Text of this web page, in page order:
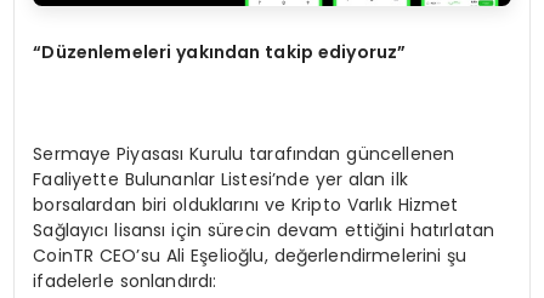
“Düzenlemeleri yakından takip ediyoruz”
Sermaye Piyasası Kurulu tarafından güncellenen
Faaliyette Bulunanlar Listesi’nde yer alan ilk
borsalardan biri olduklarını ve Kripto Varlık Hizmet
Sağlayıcı lisansı için sürecin devam ettiğini hatırlatan
CoinTR CEO’su Ali Eşelioğlu, değerlendirmelerini şu
ifadelerle sonlandırdı: